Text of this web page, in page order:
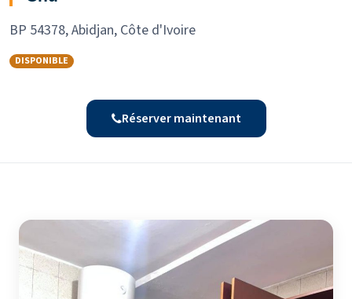
BP 54378, Abidjan, Côte d'Ivoire
DISPONIBLE
Réserver maintenant